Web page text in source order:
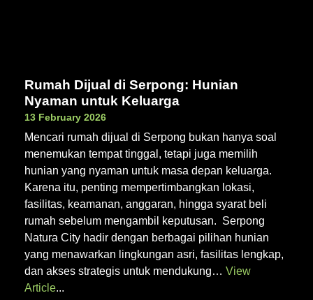
Rumah Dijual di Serpong: Hunian
Nyaman untuk Keluarga
13 February 2026
Mencari rumah dijual di Serpong bukan hanya soal
menemukan tempat tinggal, tetapi juga memilih
hunian yang nyaman untuk masa depan keluarga.
Karena itu, penting mempertimbangkan lokasi,
fasilitas, keamanan, anggaran, hingga syarat beli
rumah sebelum mengambil keputusan. Serpong
Natura City hadir dengan berbagai pilihan hunian
yang menawarkan lingkungan asri, fasilitas lengkap,
dan akses strategis untuk mendukung… View
Article